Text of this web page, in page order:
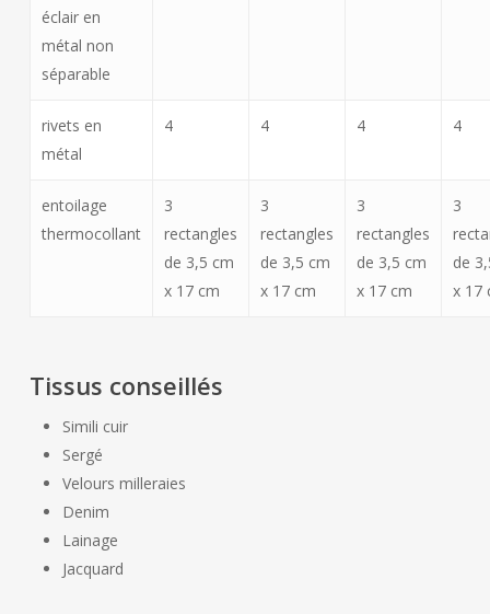
éclair en
métal non
séparable
rivets en
métal
4 4 4 4
entoilage
thermocollant
3
rectangles
de 3,5 cm
x 17 cm
3
rectangles
de 3,5 cm
x 17 cm
3
rectangles
de 3,5 cm
x 17 cm
3
de
x 17
Tissus conseillés
Simili cuir
Sergé
Velours milleraies
Denim
Lainage
Jacquard